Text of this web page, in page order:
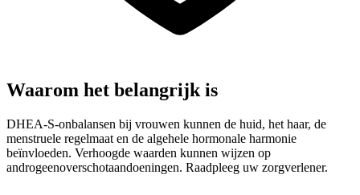
Waarom het belangrijk is
DHEA-S-onbalansen bij vrouwen kunnen de huid, het haar, de
menstruele regelmaat en de algehele hormonale harmonie
beïnvloeden. Verhoogde waarden kunnen wijzen op
androgeenoverschotaandoeningen. Raadpleeg uw zorgverlener.